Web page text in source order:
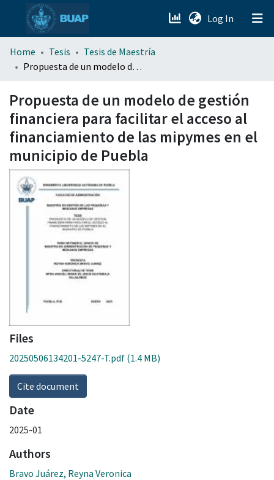
Log In (current)
menu.section.about_menu
Home Tesis
Tesis de Maestría
Propuesta de un modelo de gestión financiera para facilitar el acceso al financiamiento de las mipymes en el municipio de Puebla
Propuesta de un modelo de gestión
financiera para facilitar el acceso al
financiamiento de las mipymes en el
municipio de Puebla
Files
20250506134201-5247-T.pdf (1.4 MB)
Cite document
Date
2025-01
Authors
Bravo Juárez, Reyna Veronica